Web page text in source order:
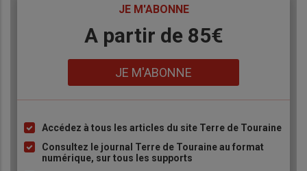
JE M'ABONNE
A partir de 85€
JE M'ABONNE
Liste
à
puce
Accédez à tous les articles du site Terre de Touraine
Consultez le journal Terre de Touraine au format
numérique, sur tous les supports